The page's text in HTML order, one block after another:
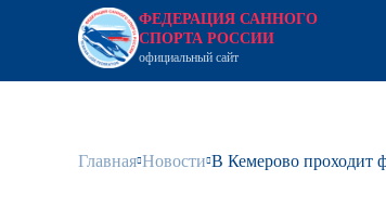
ФЕДЕРАЦИЯ САННОГО
СПОРТА РОССИИ
официальный сайт
Главная Новости В Кемерово проходит